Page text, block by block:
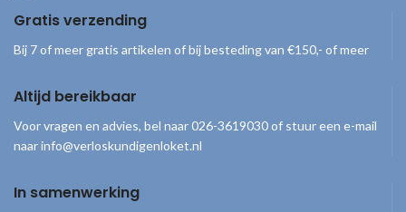
Gratis verzending
Bij 7 of meer gratis artikelen of bij besteding van €150,- of meer
Altijd bereikbaar
Voor vragen en advies, bel naar 026-3619030 of stuur een e-mail
naar info@verloskundigenloket.nl
In samenwerking